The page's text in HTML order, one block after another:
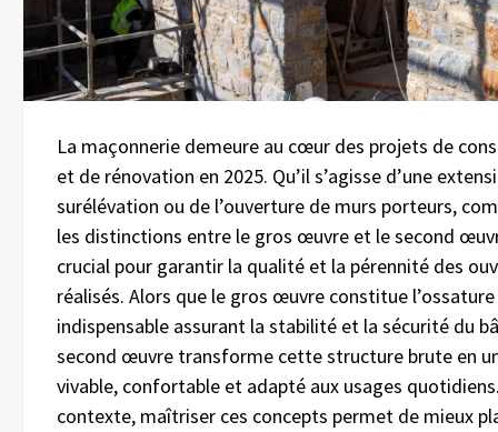
La maçonnerie demeure au cœur des projets de
et de rénovation en 2025. Qu’il s’agisse d’une
surélévation ou de l’ouverture de murs porteurs,
les distinctions entre le gros œuvre et le second
crucial pour garantir la qualité et la pérennité des
réalisés. Alors que le gros œuvre constitue l’ossature
indispensable assurant la stabilité et la sécurité du
second œuvre transforme cette structure brute en
vivable, confortable et adapté aux usages
contexte, maîtriser ces concepts permet de mieux